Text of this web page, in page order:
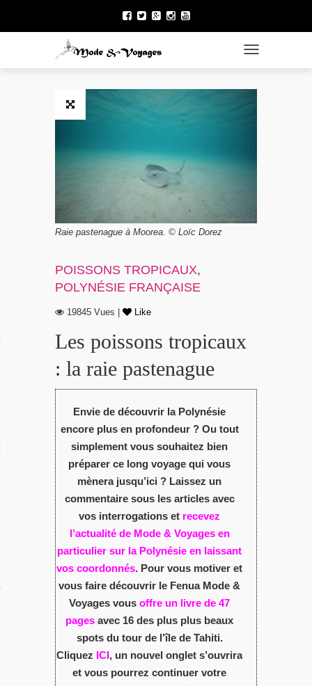
LA POLYNÉSIE
Polynésie
VIDÉOS
LOCAUX
DE BEG-HIR
EN FAMILLE : LE LIVRE
SUR L’ÉQUIPAGE DE BEG-HIR
TOGGLE
Raie pastenague à Moorea. © Loïc Dorez
POISSONS TROPICAUX,
POLYNÉSIE FRANÇAISE
19845 Vues | Like
Les poissons tropicaux
: la raie pastenague
Envie de découvrir la Polynésie
encore plus en profondeur ? Ou tout
simplement vous souhaitez bien
préparer ce long voyage qui vous
mènera jusqu’ici ? Laissez un
commentaire sous les articles avec
vos interrogations et recevez
l’actualité de Mode & Voyages en
particulier sur la Polynésie en laissant
vos coordonnés. Pour vous motiver et
vous faire découvrir le Fenua Mode &
Voyages vousoffre un livre de 47
pages avec 16 des plus plus beaux
spots du tour de l’île de Tahiti.
Cliquez ICI, un nouvel onglet s’ouvrira
et vous pourrez continuer votre